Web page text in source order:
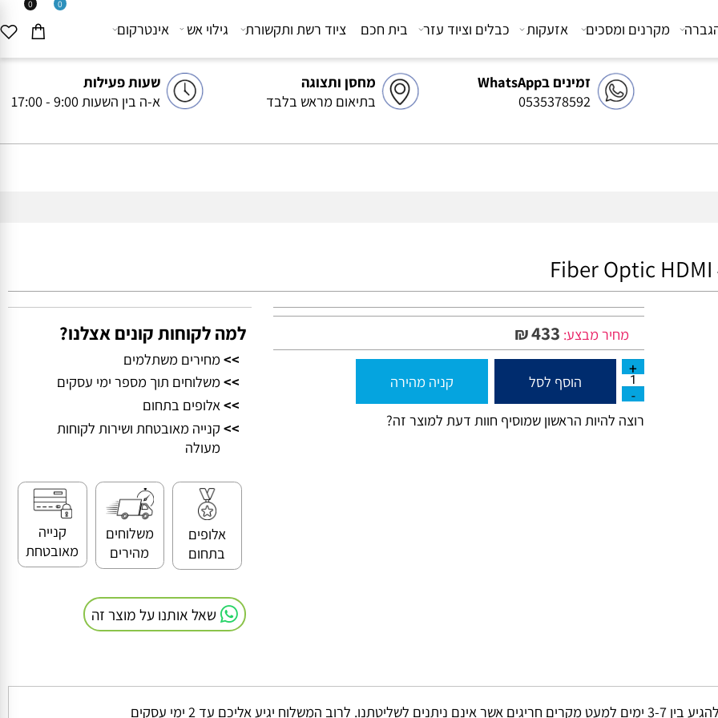
זמינים בWhatsApp
0535378592
מחסן ותצוגה
בתיאום מראש בלבד
שעות פעילות
א-ה בין השעות 9:00 - 17:00
0 0
מקרנים ומסכים אזעקות כבלים וציוד עזר בית חכם ציוד רשת ותקשורת גילוי אש אינטרקום
מחיר מבצע: ₪433 למה לקוחות קונים אצלנו?
מחירים משתלמים
>> משלוחים תוך מספר ימי עסקים
>> אלופים בתחום
קנייה מאובטחת ושירות לקוחות
אלופים
בתחום
משלוחים
מהירים
קנייה
מאובטחת